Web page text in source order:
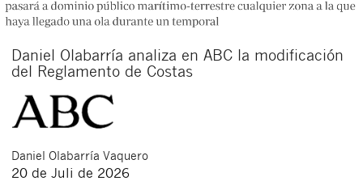
Daniel Olabarría analiza en ABC la modificación
del Reglamento de Costas
Daniel Olabarría Vaquero
20 de Juli de 2026